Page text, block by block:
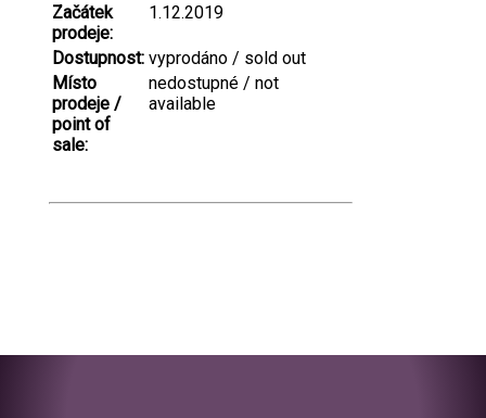
Začátek
prodeje:
1.12.2019
Dostupnost: vyprodáno / sold out
Místo
prodeje /
point of
sale:
nedostupné / not
available